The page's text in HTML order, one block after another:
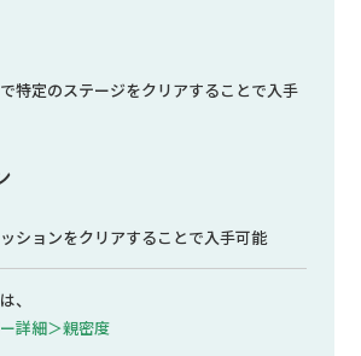
特定のステージをクリアすることで入手
ションをクリアすることで入手可能
、
詳細＞親密度